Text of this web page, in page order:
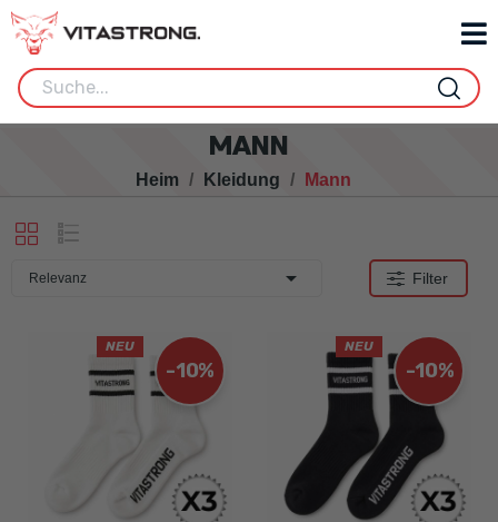
MANN
Heim Kleidung Mann
Relevanz  Filter
-10%
NEU
-10%
NEU